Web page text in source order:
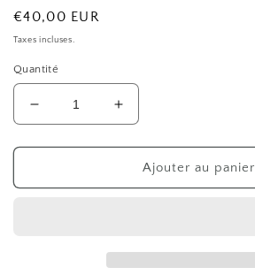
Prix
habituel
€40,00 EUR
Taxes incluses.
Quantité
Réduire
la
quantité
Bracelet
Augmenter
la
quantité
Bracelet
Ajouter au panier